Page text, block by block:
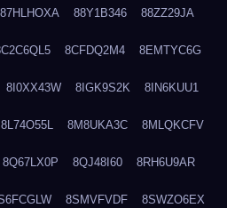
87HLHOXA 88Y1B346 88ZZ29JA
8CFDQ2M4 8EMTYC6G
8I0XX43W 8IGK9S2K 8IN6KUU1
8L74O55L 8M8UKA3C 8MLQKCFV
8Q67LX0P 8QJ48I60 8RH6U9AR
8SMVFVDF 8SWZO6EX